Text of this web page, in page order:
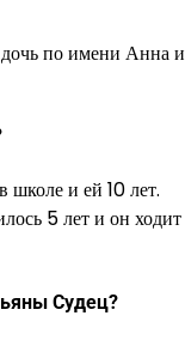
дочь по имени Анна и
школе и ей 10 лет.
5 лет и он ходит
Судец?